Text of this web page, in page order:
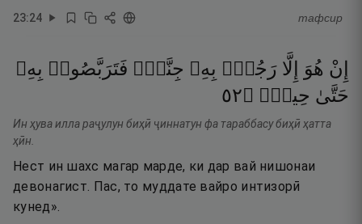
23:24 тафсир
إِنْ هُوَ إِلَّا رَجُلٌۢ بِهِۦ جِنَّةٌۭ فَتَرَبَّصُوا۟ بِهِۦ
حَتَّىٰ حِينٍۢ ۝٢٥
Ин ҳува илла раҷулун биҳӣ ҷиннатун фа тараббасу биҳӣ ҳатта
ҳӣн.
Нест ин шахс магар марде, ки дар вай нишонаи
девонагист. Пас, то муддате вайро интизорӣ
кунед».